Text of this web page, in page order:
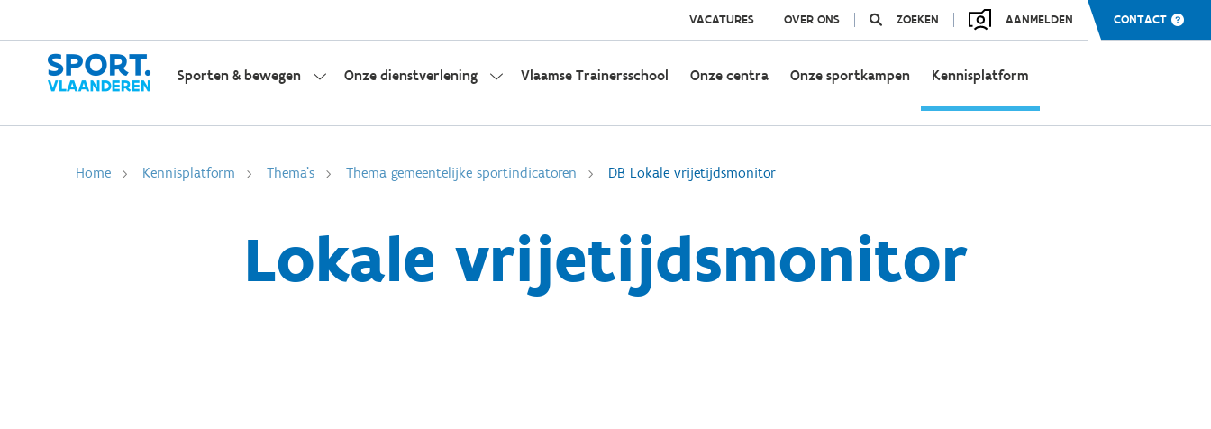
VACATURES OVER ONS ZOEKEN AANMELDEN CONTACT
Sporten & bewegen Onze dienstverlening Vlaamse Trainersschool Onze centra Onze sportkampen Kennisplatform
Home Kennisplatform Thema's Thema gemeentelijke sportindicatoren DB Lokale vrijetijdsmonitor
Lokale vrijetijdsmonitor